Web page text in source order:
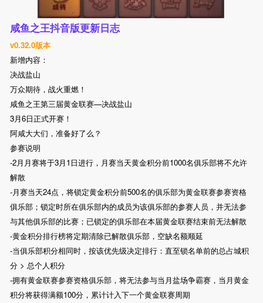
咸鱼之王抖音版更新日志
v0.32.0版本
新增内容：
决战盐山
万众期待，战火重燃！
咸鱼之王第三届黄金联赛—决战盐山
3月6日正式开赛！
阿咸大大们，准备好了么？
参赛说明
-2月月赛将于3月1日进行，月赛当天黄金积分前1000名俱乐部将不允许
解散
-月赛当天24点，将锁定黄金积分前500名的俱乐部为黄金联赛参赛资格
俱乐部；锁定时所在俱乐部内的成员为该俱乐部的参赛人员，并无法参
与其他俱乐部的比赛；已锁定的俱乐部在本届黄金联赛结束前无法解散
-黄金积分排行榜将定期清除已解散俱乐部，空缺名额顺延
-当俱乐部积分相同时，按该优先级决定排行：直至锁名单前的总占城积
分 > 总个人积分
-拥有黄金联赛参赛资格俱乐部，将无法参与当月盐场争霸赛，当月黄金
积分将获得满额100分，累计计入下一个黄金联赛周期